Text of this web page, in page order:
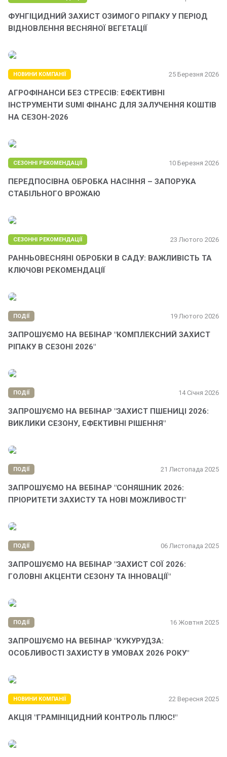
ФУНГІЦИДНИЙ ЗАХИСТ ОЗИМОГО РІПАКУ У ПЕРІОД
ВІДНОВЛЕННЯ ВЕСНЯНОЇ ВЕГЕТАЦІЇ
НОВИНИ КОМПАНІЇ 25 Березня 2026
АГРОФІНАНСИ БЕЗ СТРЕСІВ: ЕФЕКТИВНІ
ІНСТРУМЕНТИ SUMI ФІНАНС ДЛЯ ЗАЛУЧЕННЯ КОШТІВ
НА СЕЗОН-2026
СЕЗОННІ РЕКОМЕНДАЦІЇ 10 Березня 2026
ПЕРЕДПОСІВНА ОБРОБКА НАСІННЯ – ЗАПОРУКА
СТАБІЛЬНОГО ВРОЖАЮ
СЕЗОННІ РЕКОМЕНДАЦІЇ 23 Лютого 2026
РАННЬОВЕСНЯНІ ОБРОБКИ В САДУ: ВАЖЛИВІСТЬ ТА
КЛЮЧОВІ РЕКОМЕНДАЦІЇ
ПОДІЇ 19 Лютого 2026
ЗАПРОШУЄМО НА ВЕБІНАР "КОМПЛЕКСНИЙ ЗАХИСТ
РІПАКУ В СЕЗОНІ 2026"
ПОДІЇ 14 Січня 2026
ЗАПРОШУЄМО НА ВЕБІНАР "ЗАХИСТ ПШЕНИЦІ 2026:
ВИКЛИКИ СЕЗОНУ, ЕФЕКТИВНІ РІШЕННЯ"
ПОДІЇ 21 Листопада 2025
ЗАПРОШУЄМО НА ВЕБІНАР "СОНЯШНИК 2026:
ПРІОРИТЕТИ ЗАХИСТУ ТА НОВІ МОЖЛИВОСТІ"
ПОДІЇ 06 Листопада 2025
ЗАПРОШУЄМО НА ВЕБІНАР "ЗАХИСТ СОЇ 2026:
ГОЛОВНІ АКЦЕНТИ СЕЗОНУ ТА ІННОВАЦІЇ"
ПОДІЇ 16 Жовтня 2025
ЗАПРОШУЄМО НА ВЕБІНАР "КУКУРУДЗА:
ОСОБЛИВОСТІ ЗАХИСТУ В УМОВАХ 2026 РОКУ"
НОВИНИ КОМПАНІЇ 22 Вересня 2025
АКЦІЯ "ГРАМІНІЦИДНИЙ КОНТРОЛЬ ПЛЮС!"